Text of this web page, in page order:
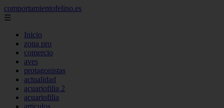
comportamientofelino.es
☰
Inicio
zona pro
comercio
aves
protagonistas
actualidad
acuariofilia 2
acuariofilia
articulos